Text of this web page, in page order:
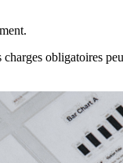
obligatoires